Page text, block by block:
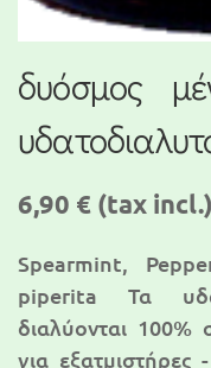
δυόσμος
6,90 € (tax incl.)
Spearmint,
piperita Τα
διαλύονται 100%
για